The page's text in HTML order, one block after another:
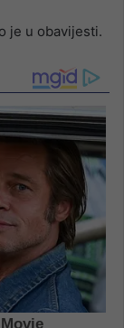
je u obavijesti.